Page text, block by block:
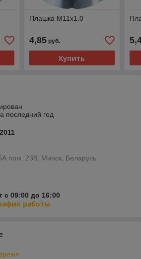
Плашка М11х1.0
4,85руб.
Купить
последний год
пом. 238, Минск, Беларусь
с 09:00 до 16:00
работы